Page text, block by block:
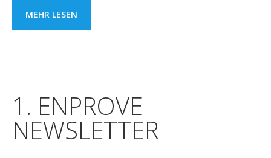
MEHR LESEN
1. ENPROVE
NEWSLETTER